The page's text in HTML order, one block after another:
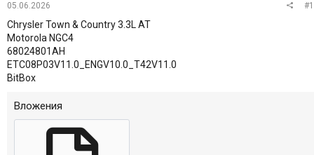
05.06.2026 #1
Chrysler Town & Country 3.3L AT
Motorola NGC4
68024801AH
ETC08P03V11.0_ENGV10.0_T42V11.0
BitBox
Вложения